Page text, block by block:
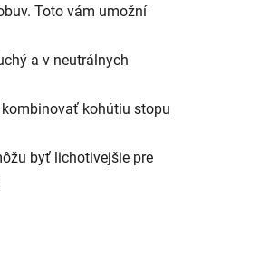
Toto vám umožní
a v neutrálnych
kohútiu stopu
byť lichotivejšie pre